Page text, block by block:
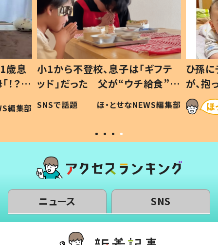
歳息
？」
編集部
小1から不登校、息子は「ギフテ
ッド」だった 父が“ウチ給食”を
作り続ける理由とは #令和の親
#令和の子
SNSで話題 ほ・とせなNEWS編集部
ひ孫
が、
「涙が
い」
ニュース SNS